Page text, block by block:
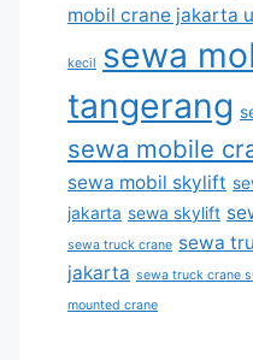
mobil crane jakarta
kecil sewa
tangerang
sewa mobile
sewa mobil skylift
jakarta sewa skylift
sewa truck crane sewa
jakarta sewa truck crane
mounted crane